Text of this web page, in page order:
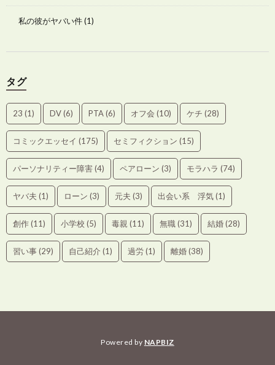
私の彼がヤバい件(1)
タグ
23 (1) DV(6) PTA(6) オフ会 (10) ケチ (28)
コミックエッセイ (175) セミフィクション (15)
パーソナリティー障害(4) ペアローン (3) モラハラ (74)
ヤバ夫 (1) ローン (3) 元夫 (3) 出会い系 浮気(1)
創作(11) 小学校 (5) 毒親(11) 無職(31) 結婚(28)
習い事(29) 自己紹介 (1) 過労(1) 離婚(38)
Powered by NAPBIZ